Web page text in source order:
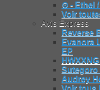
⊙ - Ethel
Voir
Avis Express
Reverse
Evanora
EP
Sutegoro
Audrey
Voir tous